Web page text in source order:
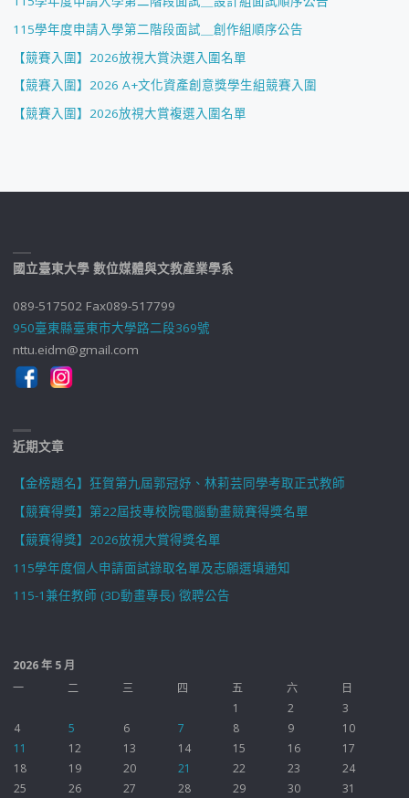
115學年度申請入學第二階段面試＿創作組順序公告
【競賽入圍】2026放視大賞決選入圍名單
【競賽入圍】2026 A+文化資產創意獎學生組競賽入圍
【競賽入圍】2026放視大賞複選入圍名單
國立臺東大學 數位媒體與文教產業學系
089-517502 Fax089-517799
950臺東縣臺東市大學路二段369號
nttu.eidm@gmail.com
近期文章
【金榜題名】狂賀第九屆郭冠妤、林莉芸同學考取正式教師
【競賽得獎】第22屆技專校院電腦動畫競賽得獎名單
【競賽得獎】2026放視大賞得獎名單
115學年度個人申請面試錄取名單及志願選填通知
115-1兼任教師 (3D動畫專長) 徵聘公告
2026 年 5 月
一
二 三 四 五 六
日
1
2
3
4
5 6 7 8 9
10
11
12 13 14 15 16
17
18
19 20 21 22 23
24
25
26 27 28 29 30 31